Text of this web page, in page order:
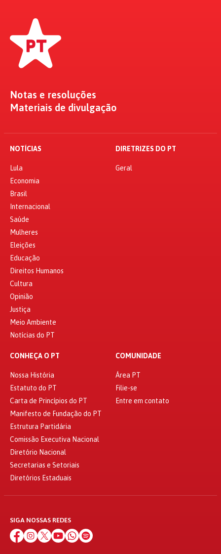
Notas e resoluções
Materiais de divulgação
NOTÍCIAS
Lula
Economia
Brasil
Internacional
Saúde
Mulheres
Eleições
Educação
Direitos Humanos
Cultura
Opinião
Justiça
Meio Ambiente
Notícias do PT
DIRETRIZES DO PT
Geral
CONHEÇA O PT
Nossa História
Estatuto do PT
Carta de Princípios do PT
Manifesto de Fundação do PT
Estrutura Partidária
Comissão Executiva Nacional
Diretório Nacional
Secretarias e Setoriais
Diretórios Estaduais
COMUNIDADE
Área PT
Filie-se
Entre em contato
SIGA NOSSAS REDES